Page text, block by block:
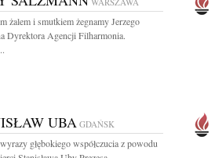
żalem i smutkiem żegnamy Jerzego
Dyrektora Agencji Filharmonia.
UBAGDAŃSK
głębokiego współczucia z powodu